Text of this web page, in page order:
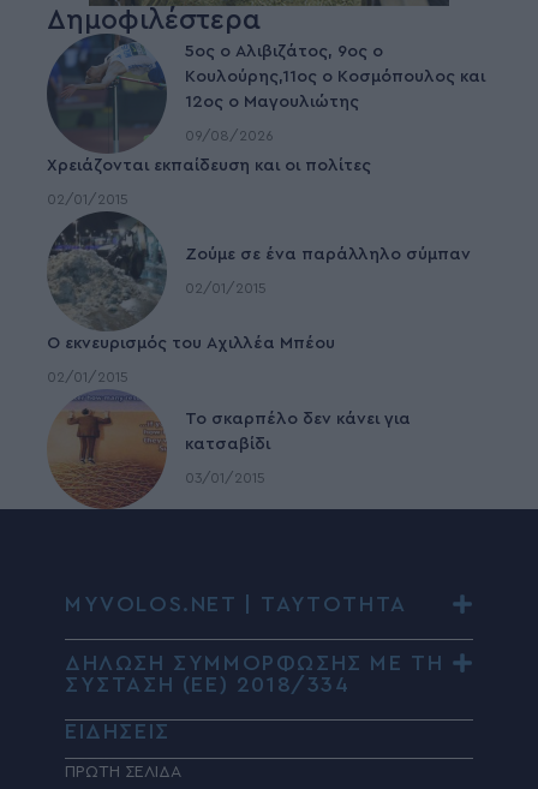
Δημοφιλέστερα
5ος ο Αλιβιζάτος, 9ος ο
Κουλούρης,11ος ο Κοσμόπουλος και
12ος ο Μαγουλιώτης
09/08/2026
Χρειάζονται εκπαίδευση και οι πολίτες
02/01/2015
Ζούμε σε ένα παράλληλο σύμπαν
02/01/2015
Ο εκνευρισμός του Αχιλλέα Μπέου
02/01/2015
To σκαρπέλο δεν κάνει για
κατσαβίδι
03/01/2015
MYVOLOS.NET | ΤΑΥΤΟΤΗΤΑ
ΔΗΛΩΣΗ ΣΥΜΜΟΡΦΩΣΗΣ ΜΕ ΤΗ
ΣΥΣΤΑΣΗ (ΕΕ) 2018/334
ΕΙΔΗΣΕΙΣ
ΠΡΩΤΗ ΣΕΛΙΔΑ